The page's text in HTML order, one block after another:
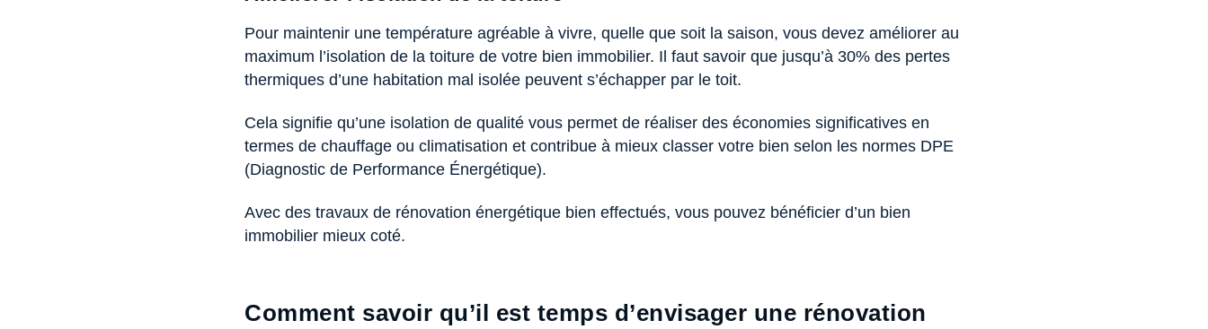
Pour maintenir une température agréable à vivre, quelle que soit la saison, vous devez améliorer au
maximum l’isolation de la toiture de votre bien immobilier. Il faut savoir que jusqu’à 30% des pertes
thermiques d’une habitation mal isolée peuvent s’échapper par le toit.
Cela signifie qu’une isolation de qualité vous permet de réaliser des économies significatives en
termes de chauffage ou climatisation et contribue à mieux classer votre bien selon les normes DPE
(Diagnostic de Performance Énergétique).
Avec des travaux de rénovation énergétique bien effectués, vous pouvez bénéficier d’un bien
immobilier mieux coté.
Comment savoir qu’il est temps d’envisager une rénovation